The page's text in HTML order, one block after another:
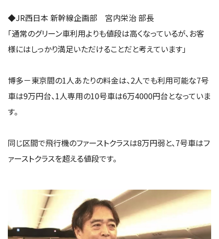
◆JR西日本 新幹線企画部 宮内栄治 部長
「通常のグリーン車利用よりも値段は高くなっているが、お客
様にはしっかり満足いただけることだと考えています」
博多－東京間の1人あたりの料金は、2人でも利用可能な7号
車は9万円台、1人専用の10号車は6万4000円台となっていま
す。
同じ区間で飛行機のファーストクラスは8万円弱と、7号車はフ
ァーストクラスを超える値段です。